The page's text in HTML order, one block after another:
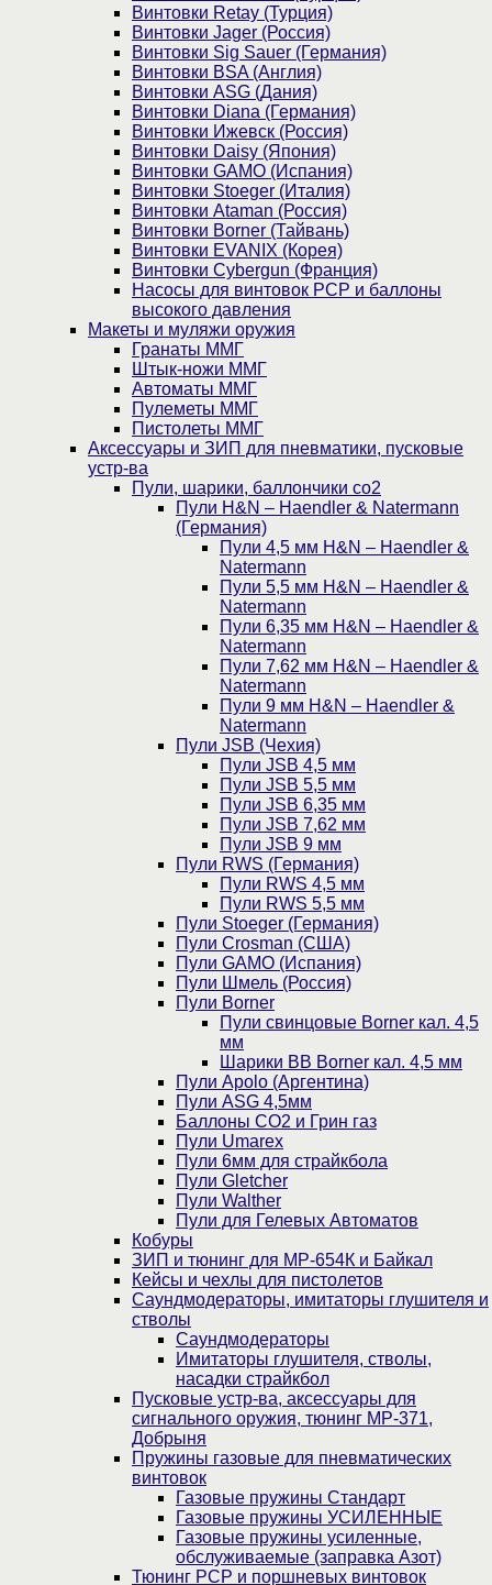
Винтовки Retay (Турция)
Винтовки Jager (Россия)
Винтовки Sig Sauer (Германия)
Винтовки BSA (Англия)
Винтовки ASG (Дания)
Винтовки Diana (Германия)
Винтовки Ижевск (Россия)
Винтовки Daisy (Япония)
Винтовки GAMO (Испания)
Винтовки Stoeger (Италия)
Винтовки Ataman (Россия)
Винтовки Borner (Тайвань)
Винтовки EVANIX (Корея)
Винтовки Cybergun (Франция)
Насосы для винтовок PCP и баллоны
высокого давления
Макеты и муляжи оружия
Гранаты ММГ
Штык-ножи ММГ
Автоматы ММГ
Пулеметы ММГ
Пистолеты ММГ
Аксессуары и ЗИП для пневматики, пусковые
устр-ва
Пули, шарики, баллончики со2
Пули H&N – Haendler & Natermann
(Германия)
Пули 4,5 мм H&N – Haendler &
Natermann
Пули 5,5 мм H&N – Haendler &
Natermann
Пули 6,35 мм H&N – Haendler &
Natermann
Пули 7,62 мм H&N – Haendler &
Natermann
Пули 9 мм H&N – Haendler &
Natermann
Пули JSB (Чехия)
Пули JSB 4,5 мм
Пули JSB 5,5 мм
Пули JSB 6,35 мм
Пули JSB 7,62 мм
Пули JSB 9 мм
Пули RWS (Германия)
Пули RWS 4,5 мм
Пули RWS 5,5 мм
Пули Stoeger (Германия)
Пули Crosman (США)
Пули GAMO (Испания)
Пули Шмель (Россия)
Пули Borner
Пули свинцовые Borner кал. 4,5
мм
Шарики BB Borner кал. 4,5 мм
Пули Apolo (Аргентина)
Пули ASG 4,5мм
Баллоны CO2 и Грин газ
Пули Umarex
Пули 6мм для страйкбола
Пули Gletcher
Пули Walther
Пули для Гелевых Автоматов
Кобуры
ЗИП и тюнинг для МР-654К и Байкал
Кейсы и чехлы для пистолетов
Саундмодераторы, имитаторы глушителя и
стволы
Саундмодераторы
Имитаторы глушителя, стволы,
насадки страйкбол
Пусковые устр-ва, аксессуары для
сигнального оружия, тюнинг МР-371,
Добрыня
Пружины газовые для пневматических
винтовок
Газовые пружины Стандарт
Газовые пружины УСИЛЕННЫЕ
Газовые пружины усиленные,
обслуживаемые (заправка Азот)
Тюнинг PCP и поршневых винтовок